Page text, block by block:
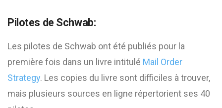
Pilotes de Schwab:
Les pilotes de Schwab ont été publiés pour la
première fois dans un livre intitulé Mail Order
Strategy. Les copies du livre sont difficiles à trouver,
mais plusieurs sources en ligne répertorient ses 40